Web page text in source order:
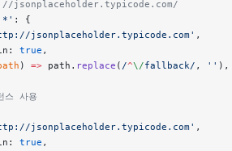
jsonplaceholder.typicode.com/
: {
jsonplaceholder.typicode.com' ,
true ,
) => path. replace ( /^\/fallback/ , '' ),
사용
jsonplaceholder.typicode.com' ,
true ,